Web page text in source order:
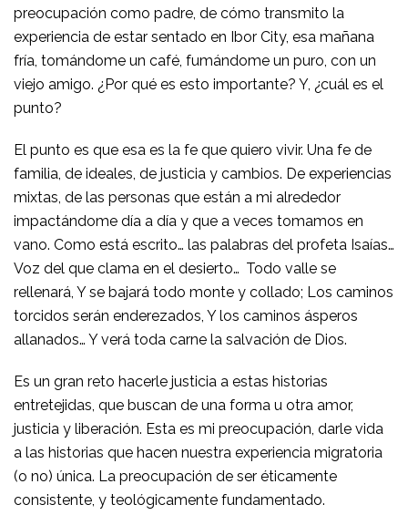
preocupación como padre, de cómo transmito la
experiencia de estar sentado en Ibor City, esa mañana
fría, tomándome un café, fumándome un puro, con un
viejo amigo. ¿Por qué es esto importante? Y, ¿cuál es el
punto?
El punto es que esa es la fe que quiero vivir. Una fe de
familia, de ideales, de justicia y cambios. De experiencias
mixtas, de las personas que están a mi alrededor
impactándome día a día y que a veces tomamos en
vano. Como está escrito… las palabras del profeta Isaías…
Voz del que clama en el desierto… Todo valle se
rellenará, Y se bajará todo monte y collado; Los caminos
torcidos serán enderezados, Y los caminos ásperos
allanados… Y verá toda carne la salvación de Dios.
Es un gran reto hacerle justicia a estas historias
entretejidas, que buscan de una forma u otra amor,
justicia y liberación. Esta es mi preocupación, darle vida
a las historias que hacen nuestra experiencia migratoria
(o no) única. La preocupación de ser éticamente
consistente, y teológicamente fundamentado.